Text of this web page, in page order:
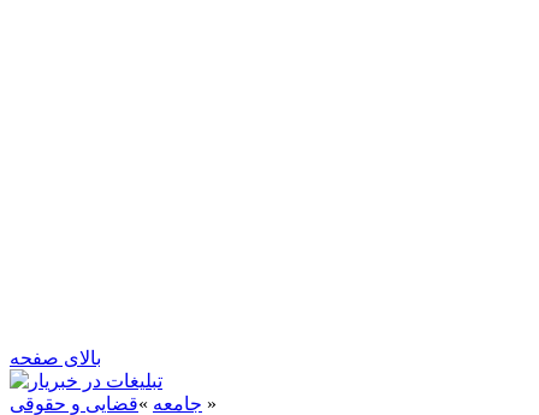
بالای صفحه
جامعه »قضایی و حقوقی
»